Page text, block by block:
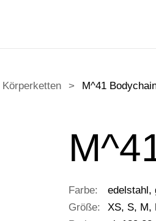
Körperketten > M^41
Farbe:
edelstahl,
Größe:
XS, S, M,